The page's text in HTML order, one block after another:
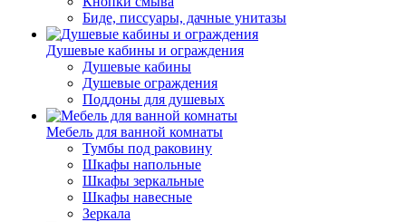
Биде, писсуары, дачные унитазы
Душевые кабины и ограждения
Душевые кабины
Душевые ограждения
Поддоны для душевых
Мебель для ванной комнаты
Тумбы под раковину
Шкафы напольные
Шкафы зеркальные
Шкафы навесные
Зеркала